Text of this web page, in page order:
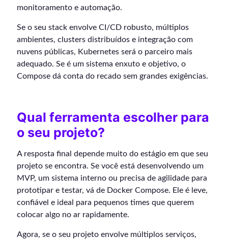
monitoramento e automação.
Se o seu stack envolve CI/CD robusto, múltiplos
ambientes, clusters distribuídos e integração com
nuvens públicas, Kubernetes será o parceiro mais
adequado. Se é um sistema enxuto e objetivo, o
Compose dá conta do recado sem grandes exigências.
Qual ferramenta escolher para
o seu projeto?
A resposta final depende muito do estágio em que seu
projeto se encontra. Se você está desenvolvendo um
MVP, um sistema interno ou precisa de agilidade para
prototipar e testar, vá de Docker Compose. Ele é leve,
confiável e ideal para pequenos times que querem
colocar algo no ar rapidamente.
Agora, se o seu projeto envolve múltiplos serviços,